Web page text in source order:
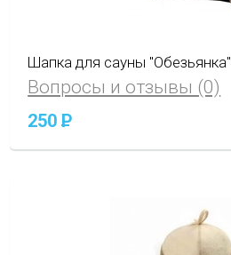
Шапка для сауны "Обезьянка"
Вопросы и отзывы (0)
250P